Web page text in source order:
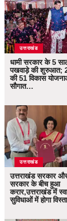
उत्तराखंड
धामी सरकार के 5
पखवाड़े की शुरुआत;
की 51 विकास
सौगात…
उत्तराखंड
उत्तराखंड सरकार
सरकार के बीच हुआ
करार,उत्तराखंड में
सुविधाओं में होगा